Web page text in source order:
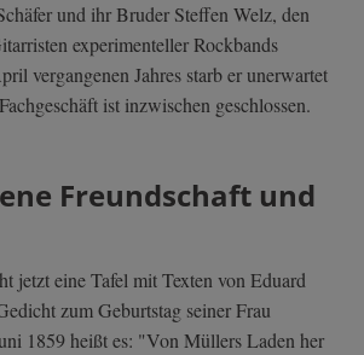
und ihr Bruder Steffen Welz, den
experimenteller Rockbands
vergangenen Jahres starb er unerwartet
ist inzwischen geschlossen.
Freundschaft und
jetzt eine Tafel mit Texten von Eduard
zum Geburtstag seiner Frau
1859 heißt es: "Von Müllers Laden her